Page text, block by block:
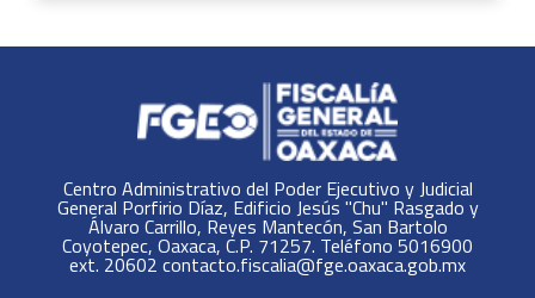
Centro Administrativo del Poder Ejecutivo y Judicial
General Porfirio Díaz, Edificio Jesús "Chu" Rasgado y
Álvaro Carrillo, Reyes Mantecón, San Bartolo
Coyotepec, Oaxaca, C.P. 71257. Teléfono 5016900
ext. 20602 contacto.fiscalia@fge.oaxaca.gob.mx